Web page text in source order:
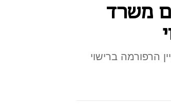
משרד
הרפורמה ברישוי